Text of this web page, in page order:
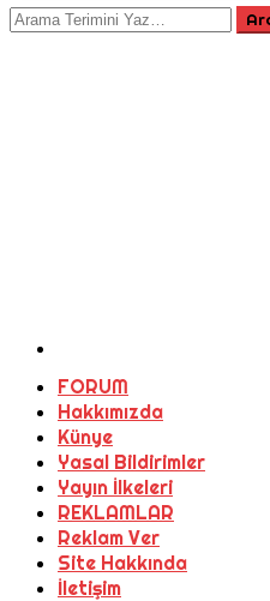
FORUM
Hakkımızda
Künye
Yasal Bildirimler
Yayın İlkeleri
REKLAMLAR
Reklam Ver
Site Hakkında
İletişim